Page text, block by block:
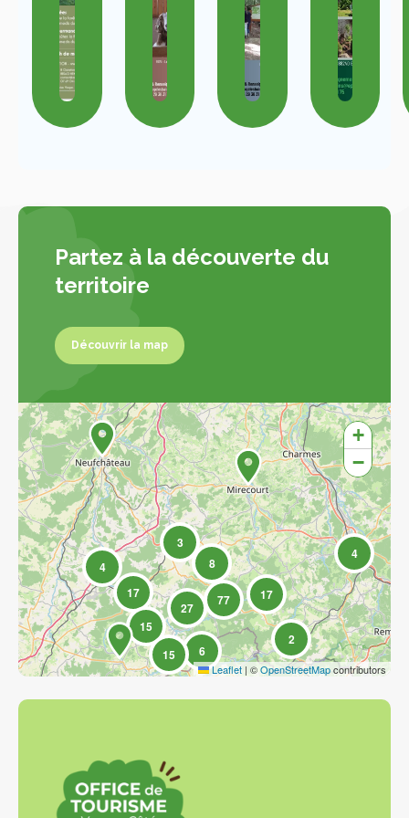
Partez à la découverte du
territoire
Découvrir la map
6
15
8
15
17 17
4
27 77
3
2
4
+
−
Leaflet | ©OpenStreetMapcontributors